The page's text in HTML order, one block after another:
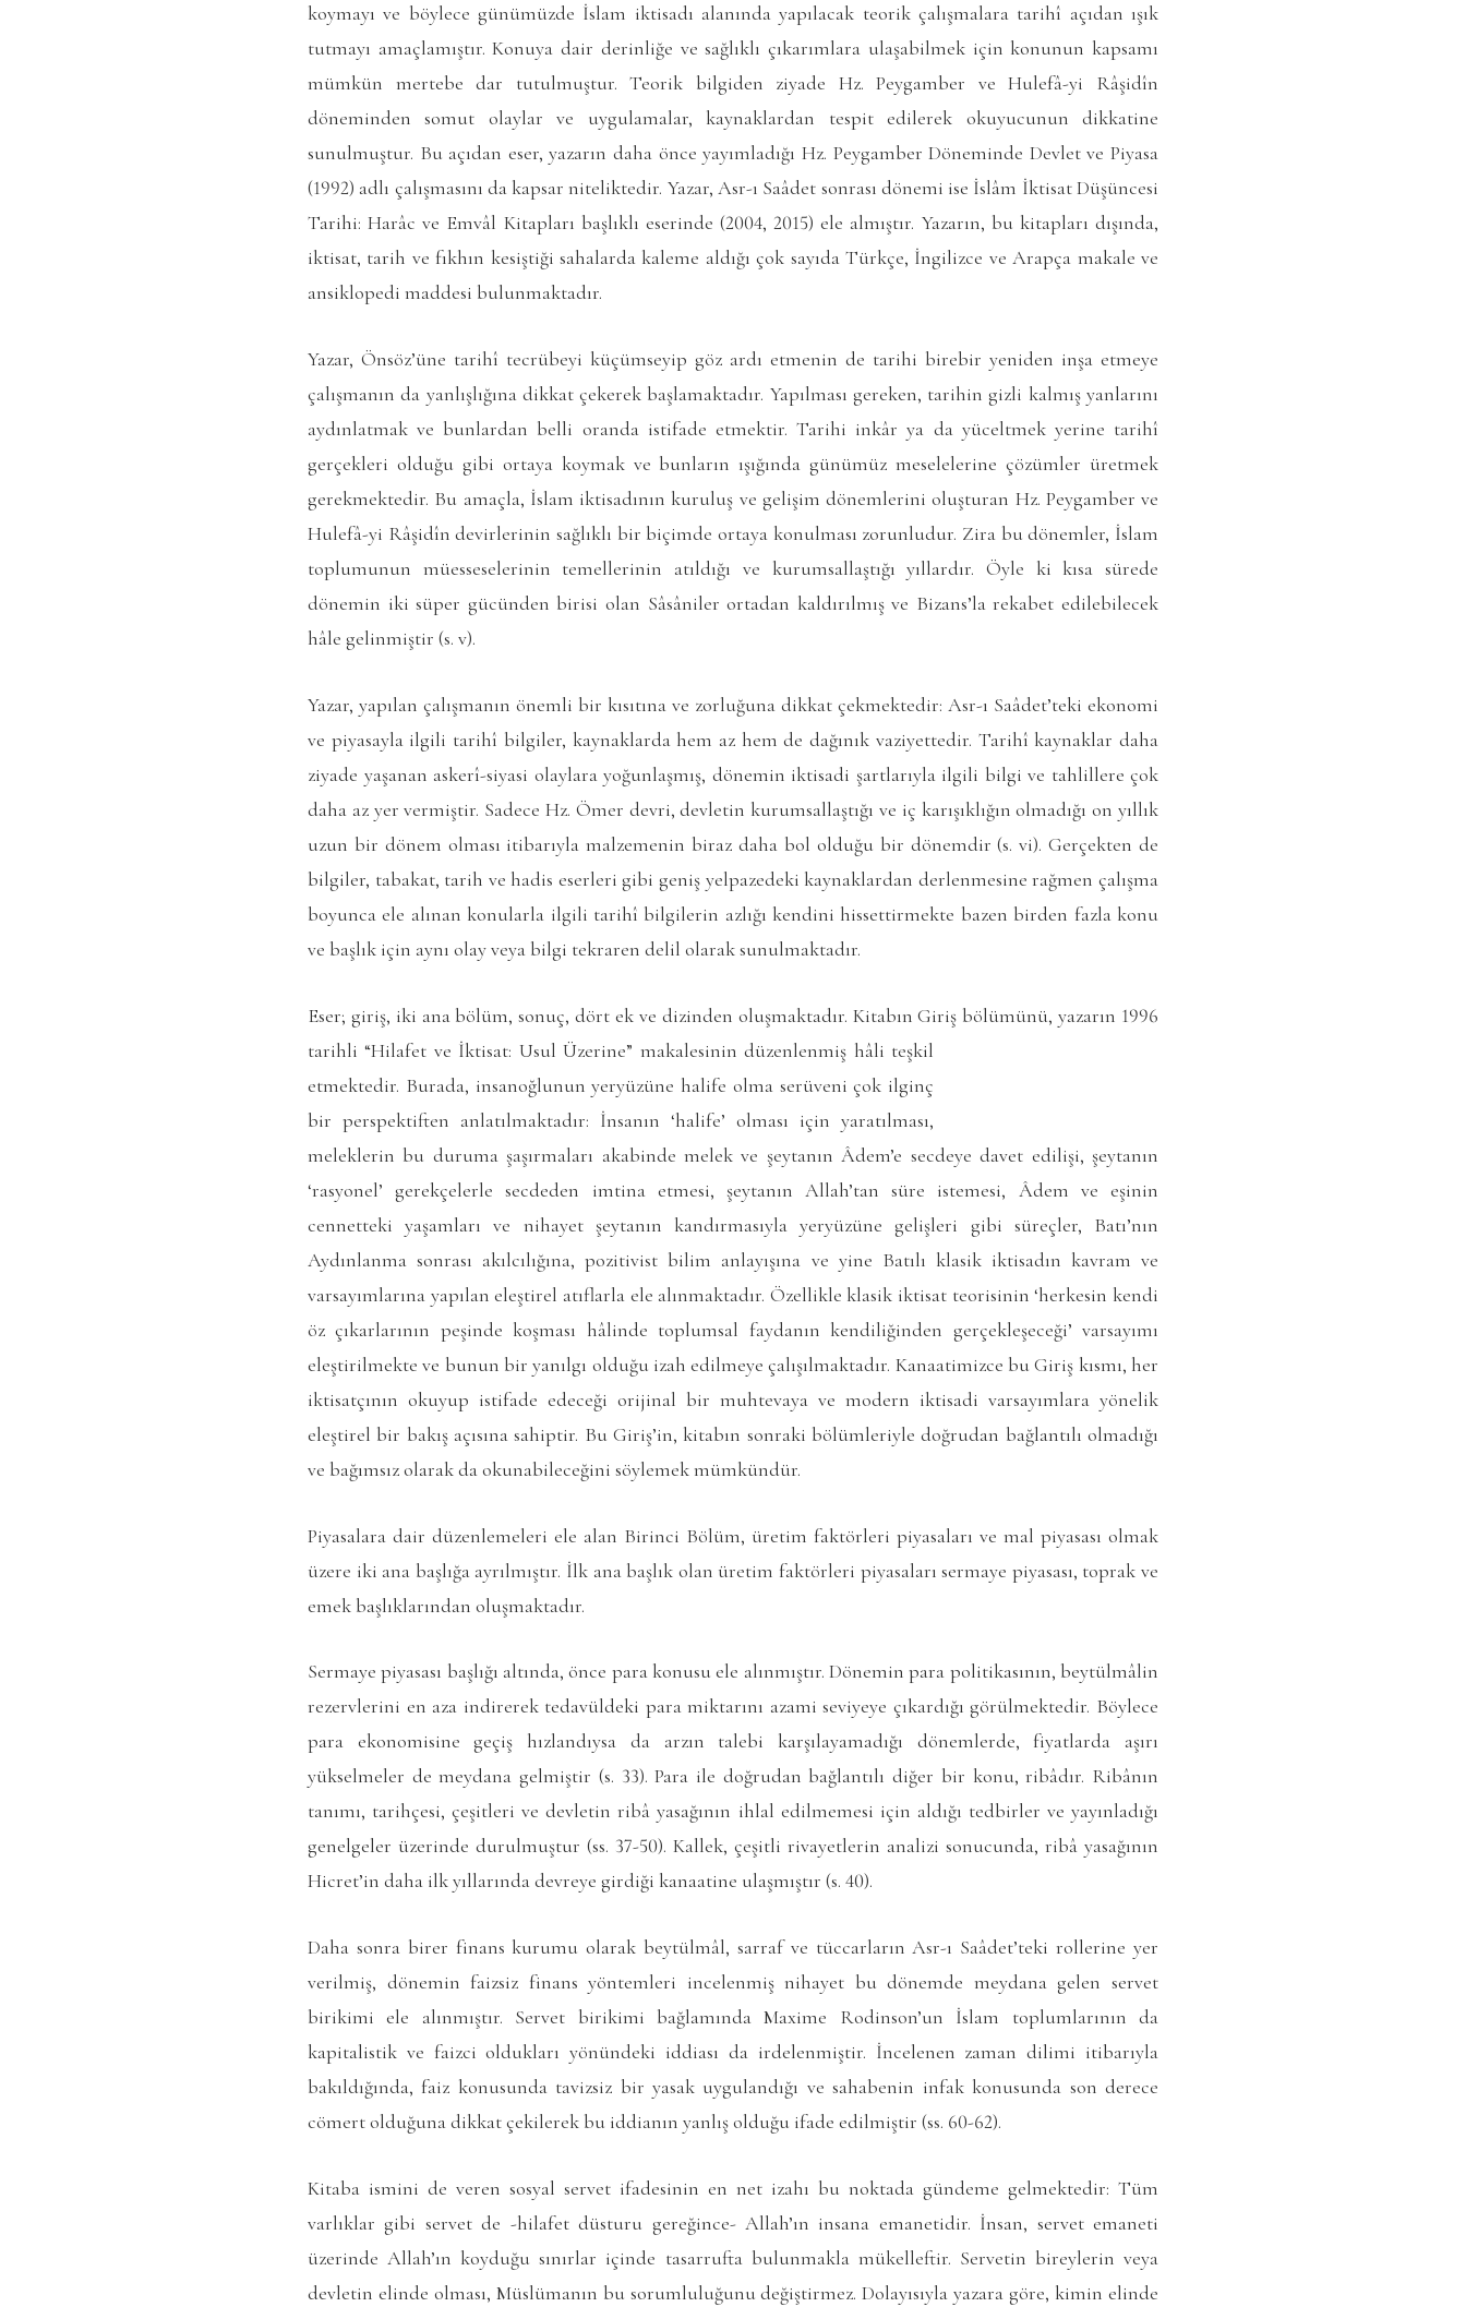
koymayı ve böylece günümüzde İslam iktisadı alanında yapılacak teorik çalışmalara tarihî açıdan ışık
tutmayı amaçlamıştır. Konuya dair derinliğe ve sağlıklı çıkarımlara ulaşabilmek için konunun kapsamı
mümkün mertebe dar tutulmuştur. Teorik bilgiden ziyade Hz. Peygamber ve Hulefâ-yi Râşidîn
döneminden somut olaylar ve uygulamalar, kaynaklardan tespit edilerek okuyucunun dikkatine
sunulmuştur. Bu açıdan eser, yazarın daha önce yayımladığı Hz. Peygamber Döneminde Devlet ve Piyasa
(1992) adlı çalışmasını da kapsar niteliktedir. Yazar, Asr-ı Saâdet sonrası dönemi ise İslâm İktisat Düşüncesi
Tarihi: Harâc ve Emvâl Kitapları başlıklı eserinde (2004, 2015) ele almıştır. Yazarın, bu kitapları dışında,
iktisat, tarih ve fıkhın kesiştiği sahalarda kaleme aldığı çok sayıda Türkçe, İngilizce ve Arapça makale ve
ansiklopedi maddesi bulunmaktadır.
Yazar, Önsöz’üne tarihî tecrübeyi küçümseyip göz ardı etmenin de tarihi birebir yeniden inşa etmeye
çalışmanın da yanlışlığına dikkat çekerek başlamaktadır. Yapılması gereken, tarihin gizli kalmış yanlarını
aydınlatmak ve bunlardan belli oranda istifade etmektir. Tarihi inkâr ya da yüceltmek yerine tarihî
gerçekleri olduğu gibi ortaya koymak ve bunların ışığında günümüz meselelerine çözümler üretmek
gerekmektedir. Bu amaçla, İslam iktisadının kuruluş ve gelişim dönemlerini oluşturan Hz. Peygamber ve
Hulefâ-yi Râşidîn devirlerinin sağlıklı bir biçimde ortaya konulması zorunludur. Zira bu dönemler, İslam
toplumunun müesseselerinin temellerinin atıldığı ve kurumsallaştığı yıllardır. Öyle ki kısa sürede
dönemin iki süper gücünden birisi olan Sâsâniler ortadan kaldırılmış ve Bizans’la rekabet edilebilecek
hâle gelinmiştir (s. v).
Yazar, yapılan çalışmanın önemli bir kısıtına ve zorluğuna dikkat çekmektedir: Asr-ı Saâdet’teki ekonomi
ve piyasayla ilgili tarihî bilgiler, kaynaklarda hem az hem de dağınık vaziyettedir. Tarihî kaynaklar daha
ziyade yaşanan askerî-siyasi olaylara yoğunlaşmış, dönemin iktisadi şartlarıyla ilgili bilgi ve tahlillere çok
daha az yer vermiştir. Sadece Hz. Ömer devri, devletin kurumsallaştığı ve iç karışıklığın olmadığı on yıllık
uzun bir dönem olması itibarıyla malzemenin biraz daha bol olduğu bir dönemdir (s. vi). Gerçekten de
bilgiler, tabakat, tarih ve hadis eserleri gibi geniş yelpazedeki kaynaklardan derlenmesine rağmen çalışma
boyunca ele alınan konularla ilgili tarihî bilgilerin azlığı kendini hissettirmekte bazen birden fazla konu
ve başlık için aynı olay veya bilgi tekraren delil olarak sunulmaktadır.
Eser; giriş, iki ana bölüm, sonuç, dört ek ve dizinden oluşmaktadır. Kitabın Giriş bölümünü, yazarın 1996
tarihli “Hilafet ve İktisat: UsulÜzerine” makalesinin düzenlenmiş hâli teşkil
etmektedir. Burada, insanoğlunun yeryüzüne halife olma serüveni çok ilginç
bir perspektiften anlatılmaktadır: İnsanın ‘halife’ olması için yaratılması,
meleklerin bu duruma şaşırmaları akabinde melek ve şeytanın Âdem’e secdeye davet edilişi, şeytanın
‘rasyonel’ gerekçelerle secdeden imtina etmesi, şeytanın Allah’tan süre istemesi, Âdem ve eşinin
cennetteki yaşamları ve nihayet şeytanın kandırmasıyla yeryüzüne gelişleri gibi süreçler, Batı’nın
Aydınlanma sonrası akılcılığına, pozitivist bilim anlayışına ve yine Batılı klasik iktisadın kavram ve
varsayımlarına yapılan eleştirel atıflarla ele alınmaktadır. Özellikle klasik iktisat teorisinin ‘herkesin kendi
öz çıkarlarının peşinde koşması hâlinde toplumsal faydanın kendiliğinden gerçekleşeceği’ varsayımı
eleştirilmekte ve bunun bir yanılgı olduğu izah edilmeye çalışılmaktadır. Kanaatimizce bu Giriş kısmı, her
iktisatçının okuyup istifade edeceği orijinal bir muhtevaya ve modern iktisadi varsayımlara yönelik
eleştirel bir bakış açısına sahiptir. Bu Giriş’in, kitabın sonraki bölümleriyle doğrudan bağlantılı olmadığı
ve bağımsız olarak da okunabileceğini söylemek mümkündür.
Piyasalara dair düzenlemeleri ele alan Birinci Bölüm, üretim faktörleri piyasaları ve mal piyasası olmak
üzere iki ana başlığa ayrılmıştır. İlk ana başlık olan üretim faktörleri piyasaları sermaye piyasası, toprak ve
emek başlıklarından oluşmaktadır.
Sermaye piyasası başlığı altında, önce para konusu ele alınmıştır. Dönemin para politikasının, beytülmâlin
rezervlerini en aza indirerek tedavüldeki para miktarını azami seviyeye çıkardığı görülmektedir. Böylece
para ekonomisine geçiş hızlandıysa da arzın talebi karşılayamadığı dönemlerde, fiyatlarda aşırı
yükselmeler de meydana gelmiştir (s. 33). Para ile doğrudan bağlantılı diğer bir konu, ribâdır. Ribânın
tanımı, tarihçesi, çeşitleri ve devletin ribâ yasağının ihlal edilmemesi için aldığı tedbirler ve yayınladığı
genelgeler üzerinde durulmuştur (ss. 37-50). Kallek, çeşitli rivayetlerin analizi sonucunda, ribâ yasağının
Hicret’in daha ilk yıllarında devreye girdiği kanaatine ulaşmıştır (s. 40).
Daha sonra birer finans kurumu olarak beytülmâl, sarraf ve tüccarların Asr-ı Saâdet’teki rollerine yer
verilmiş, dönemin faizsiz finans yöntemleri incelenmiş nihayet bu dönemde meydana gelen servet
birikimi ele alınmıştır. Servet birikimi bağlamında Maxime Rodinson’un İslam toplumlarının da
kapitalistik ve faizci oldukları yönündeki iddiası da irdelenmiştir. İncelenen zaman dilimi itibarıyla
bakıldığında, faiz konusunda tavizsiz bir yasak uygulandığı ve sahabenin infak konusunda son derece
cömert olduğuna dikkat çekilerek bu iddianın yanlış olduğu ifade edilmiştir (ss. 60-62).
Kitaba ismini de veren sosyal servet ifadesinin en net izahı bu noktada gündeme gelmektedir: Tüm
varlıklar gibi servet de -hilafet düsturu gereğince- Allah’ın insana emanetidir. İnsan, servet emaneti
üzerinde Allah’ın koyduğu sınırlar içinde tasarrufta bulunmakla mükelleftir. Servetin bireylerin veya
devletin elinde olması, Müslümanın bu sorumluluğunu değiştirmez. Dolayısıyla yazara göre, kimin elinde